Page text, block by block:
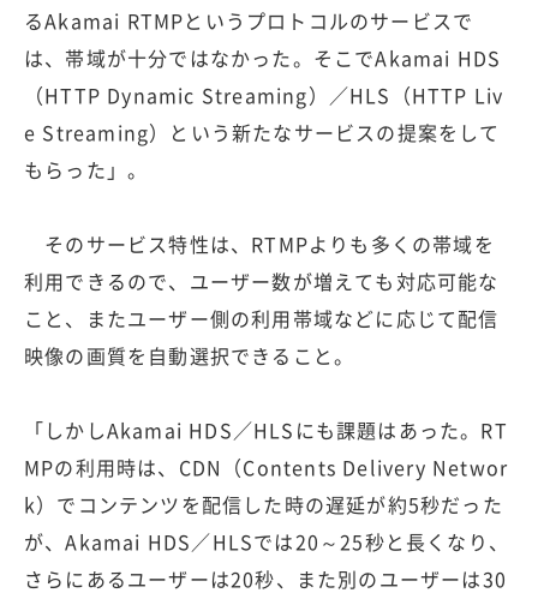
るAkamai RTMPというプロトコルのサービスで
は、帯域が十分ではなかった。そこでAkamai HDS
（HTTP Dynamic Streaming）／HLS（HTTP Liv
e Streaming）という新たなサービスの提案をして
もらった」。
そのサービス特性は、RTMPよりも多くの帯域を
利用できるので、ユーザー数が増えても対応可能な
こと、またユーザー側の利用帯域などに応じて配信
映像の画質を自動選択できること。
「しかしAkamai HDS／HLSにも課題はあった。RT
MPの利用時は、CDN（Contents Delivery Networ
k）でコンテンツを配信した時の遅延が約5秒だった
が、Akamai HDS／HLSでは20～25秒と長くなり、
さらにあるユーザーは20秒、また別のユーザーは30